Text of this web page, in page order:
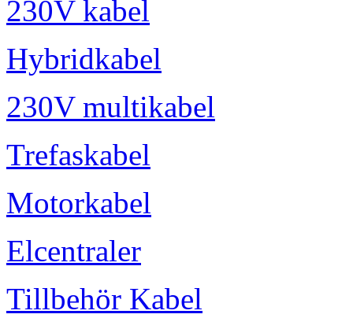
230V kabel
Hybridkabel
230V multikabel
Trefaskabel
Motorkabel
Elcentraler
Tillbehör Kabel